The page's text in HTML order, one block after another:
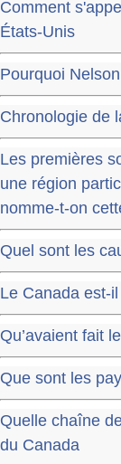
Comment
États-Unis
Pourquoi
Chronologie de
Les premières
une région
nomme-t-on
Quel sont les
Le Canada est-
Qu’avaient fait
Que sont les
Quelle chaîne
du Canada